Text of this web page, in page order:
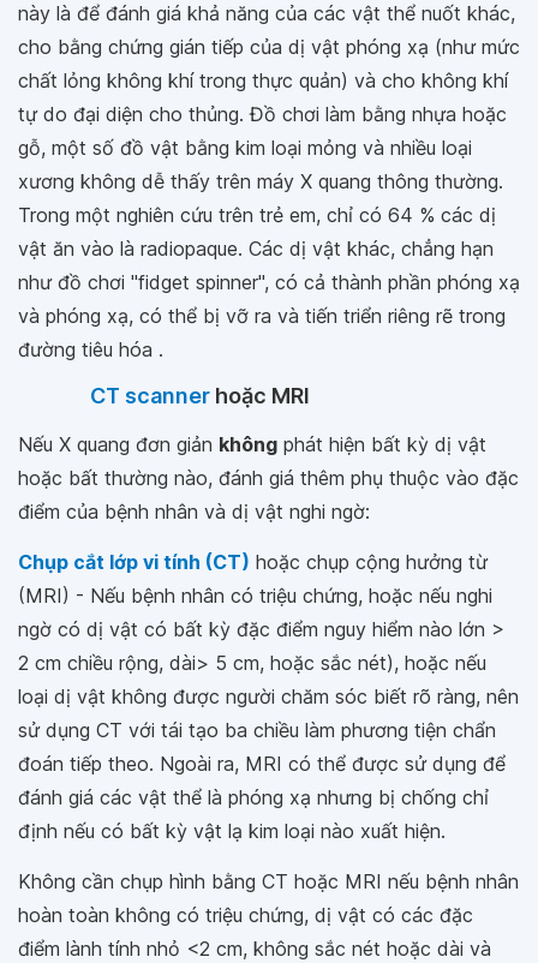
này là để đánh giá khả năng của các vật thể nuốt khác,
cho bằng chứng gián tiếp của dị vật phóng xạ (như mức
chất lỏng không khí trong thực quản) và cho không khí
tự do đại diện cho thủng. Đồ chơi làm bằng nhựa hoặc
gỗ, một số đồ vật bằng kim loại mỏng và nhiều loại
xương không dễ thấy trên máy X quang thông thường.
Trong một nghiên cứu trên trẻ em, chỉ có 64 % các dị
vật ăn vào là radiopaque. Các dị vật khác, chẳng hạn
như đồ chơi "fidget spinner", có cả thành phần phóng xạ
và phóng xạ, có thể bị vỡ ra và tiến triển riêng rẽ trong
đường tiêu hóa .
CT scanner hoặc MRI
Nếu X quang đơn giản không phát hiện bất kỳ dị vật
hoặc bất thường nào, đánh giá thêm phụ thuộc vào đặc
điểm của bệnh nhân và dị vật nghi ngờ:
Chụp cắt lớp vi tính (CT) hoặc chụp cộng hưởng từ
(MRI) - Nếu bệnh nhân có triệu chứng, hoặc nếu nghi
ngờ có dị vật có bất kỳ đặc điểm nguy hiểm nào lớn >
2 cm chiều rộng, dài> 5 cm, hoặc sắc nét), hoặc nếu
loại dị vật không được người chăm sóc biết rõ ràng, nên
sử dụng CT với tái tạo ba chiều làm phương tiện chẩn
đoán tiếp theo. Ngoài ra, MRI có thể được sử dụng để
đánh giá các vật thể là phóng xạ nhưng bị chống chỉ
định nếu có bất kỳ vật lạ kim loại nào xuất hiện.
Không cần chụp hình bằng CT hoặc MRI nếu bệnh nhân
hoàn toàn không có triệu chứng, dị vật có các đặc
điểm lành tính nhỏ <2 cm, không sắc nét hoặc dài và